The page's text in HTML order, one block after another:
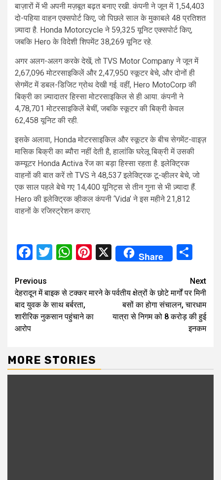
बाज़ारों में भी अपनी मज़बूत बढ़त बनाए रखी. कंपनी ने जून में 1,54,403
दो-पहिया वाहन एक्सपोर्ट किए, जो पिछले साल के मुकाबले 48 प्रतिशत
ज़्यादा है. Honda Motorcycle ने 59,325 यूनिट एक्सपोर्ट किए,
जबकि Hero के विदेशी शिपमेंट 38,269 यूनिट रहे.
अगर अलग-अलग करके देखें, तो TVS Motor Company ने जून में
2,67,096 मोटरसाइकिलें और 2,47,950 स्कूटर बेचे, और दोनों ही
सेगमेंट में डबल-डिजिट ग्रोथ देखी गई. वहीं, Hero MotoCorp की
बिक्री का ज़्यादातर हिस्सा मोटरसाइकिल से ही आया. कंपनी ने
4,78,701 मोटरसाइकिलें बेचीं, जबकि स्कूटर की बिक्री केवल
62,458 यूनिट की रही.
इसके अलावा, Honda मोटरसाइकिल और स्कूटर के बीच सेगमेंट-वाइज़
मासिक बिक्री का ब्यौरा नहीं देती है, हालांकि घरेलू बिक्री में उसकी
कम्यूटर Honda Activa रेंज का बड़ा हिस्सा रहता है. इलेक्ट्रिक
वाहनों की बात करें तो TVS ने 48,537 इलेक्ट्रिक टू-व्हीलर बेचे, जो
एक साल पहले बेचे गए 14,400 यूनिट्स से तीन गुना से भी ज़्यादा हैं.
Hero की इलेक्ट्रिक व्हीकल कंपनी ‘Vida’ ने इस महीने 21,812
वाहनों के रजिस्ट्रेशन कराए.
Facebook
Twitter
WhatsApp
Pinterest
X Share
Continue
Reading
Previous
देहरादून में बाइक से टक्कर मारने के
बाद युवक के साथ बर्बरता,
शारीरिक नुकसान पहुंचाने का
आरोप
Next
पर्वतीय क्षेत्रों के छोटे मार्गों पर मिनी
बसों का होगा संचालन, चारधाम
यात्रा से निगम को 8 करोड़ की हुई
इनकम
MORE STORIES